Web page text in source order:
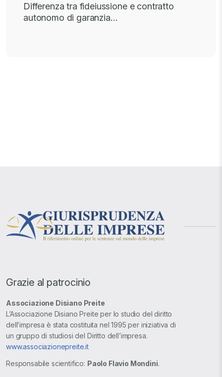
Differenza tra fideiussione e contratto
autonomo di garanzia…
Grazie al patrocinio
Associazione Disiano Preite
L’Associazione Disiano Preite per lo studio del diritto
dell’impresa è stata costituita nel 1995 per iniziativa di
un gruppo di studiosi del Diritto dell’impresa.
www.associazionepreite.it
Responsabile scientifico: Paolo Flavio Mondini.